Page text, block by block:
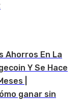
Ahorros En La
Y Se Hace
|
ganar sin